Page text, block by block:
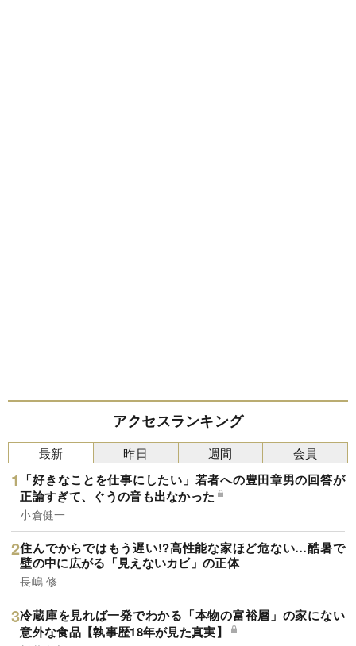
アクセスランキング
最新
「好きなことを仕事にしたい」若者への豊田章男の回答が
正論すぎて、ぐうの音も出なかった
小倉健一
住んでからではもう遅い!?高性能な家ほど危ない…酷暑で
壁の中に広がる「見えないカビ」の正体
長嶋 修
冷蔵庫を見れば一発でわかる「本物の富裕層」の家にない
意外な食品【執事歴18年が見た真実】
昨日 週間 会員